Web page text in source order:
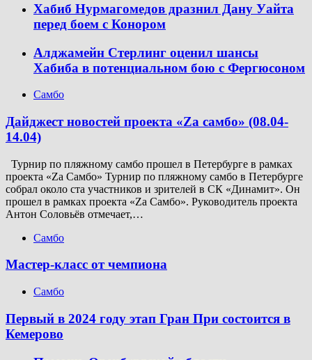
Хабиб Нурмагомедов дразнил Дану Уайта
перед боем с Конором
Алджамейн Стерлинг оценил шансы
Хабиба в потенциальном бою с Фергюсоном
Самбо
Дайджест новостей проекта «Zа самбо» (08.04-
14.04)
Турнир по пляжному самбо прошел в Петербурге в рамках
проекта «Za Самбо» Турнир по пляжному самбо в Петербурге
собрал около ста участников и зрителей в СК «Динамит». Он
прошел в рамках проекта «Za Самбо». Руководитель проекта
Антон Соловьёв отмечает,…
Самбо
Мастер-класс от чемпиона
Самбо
Первый в 2024 году этап Гран При состоится в
Кемерово